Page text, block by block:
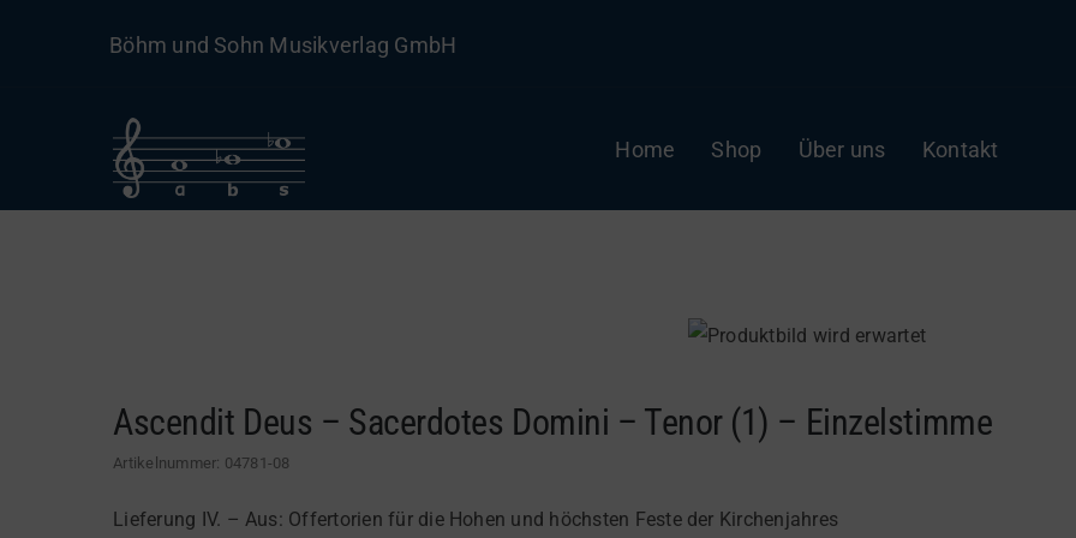
Böhm und Sohn Musikverlag GmbH
Home Shop Über uns Kontakt
Ascendit Deus – Sacerdotes Domini – Tenor (1) – Einzelstimme
Artikelnummer: 04781-08
Lieferung IV. – Aus: Offertorien für die Hohen und höchsten Feste der Kirchenjahres